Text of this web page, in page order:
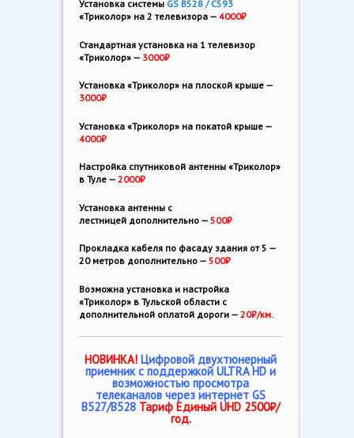
Установка системы GS B528 / С593
«Триколор» на 2 телевизора — 4000₽
Стандартная установка на 1 телевизор
«Триколор» — 3000₽
Установка «Триколор» на плоской крыше —
3000₽
Установка «Триколор» на покатой крыше —
4000₽
Настройка спутниковой антенны «Триколор»
в Туле — 2000₽
Установка антенны с
лестницей дополнительно — 500₽
Прокладка кабеля по фасаду здания от 5 —
20 метров дополнительно — 500₽
Возможна установка и настройка
«Триколор» в Тульской области с
дополнительной оплатой дороги — 20₽/км.
НОВИНКА! Цифровой двухтюнерный
приемник с поддержкой ULTRA HD и
возможностью просмотра
телеканалов через интернет GS
B527/B528 Тариф Единый UHD 2500₽/
год.